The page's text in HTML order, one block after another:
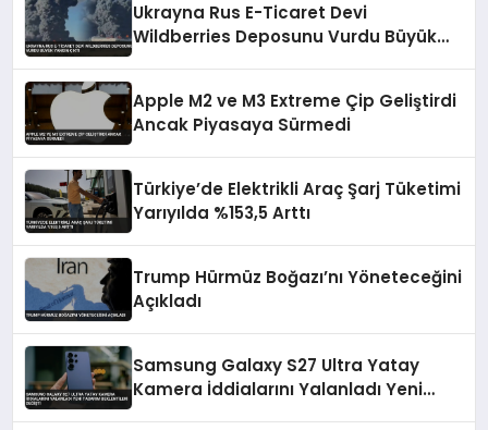
Ukrayna Rus E-Ticaret Devi
Wildberries Deposunu Vurdu Büyük
Apple M2 ve M3 Extreme Çip Geliştirdi
Ancak Piyasaya Sürmedi
Türkiye’de Elektrikli Araç Şarj Tüketimi
Yarıyılda %153,5 Arttı
Trump Hürmüz Boğazı’nı Yöneteceğini
Açıkladı
Samsung Galaxy S27 Ultra Yatay
Kamera İddialarını Yalanladı Yeni